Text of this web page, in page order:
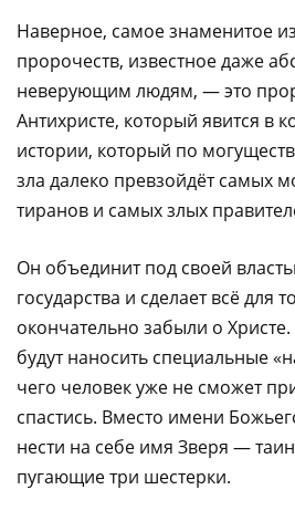
Наверное, самое знаменитое
пророчеств, известное даже
неверующим людям, — это
Антихристе, который явится в
истории, который по
зла далеко превзойдёт самых
тиранов и самых злых
Он объединит под своей
государства и сделает всё для
окончательно забыли о
будут наносить специальные
чего человек уже не сможет
спастись. Вместо имени
нести на себе имя Зверя —
пугающие три шестерки.